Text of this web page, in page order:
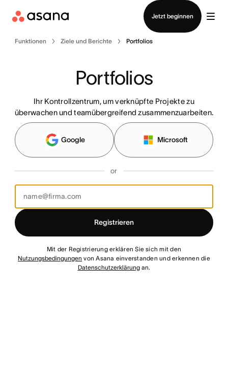
Jetzt beginnen
Vertrieb kontaktieren
Funktionen Ziele und Berichte Portfolios
Portfolios
Ihr Kontrollzentrum, um verknüpfte Projekte zu
überwachen und teamübergreifend zusammenzuarbeiten.
Google Microsoft
or
Registrieren
Mit der Registrierung erklären Sie sich mit den
Nutzungsbedingungen von Asana einverstanden und erkennen die
Datenschutzerklärungan.